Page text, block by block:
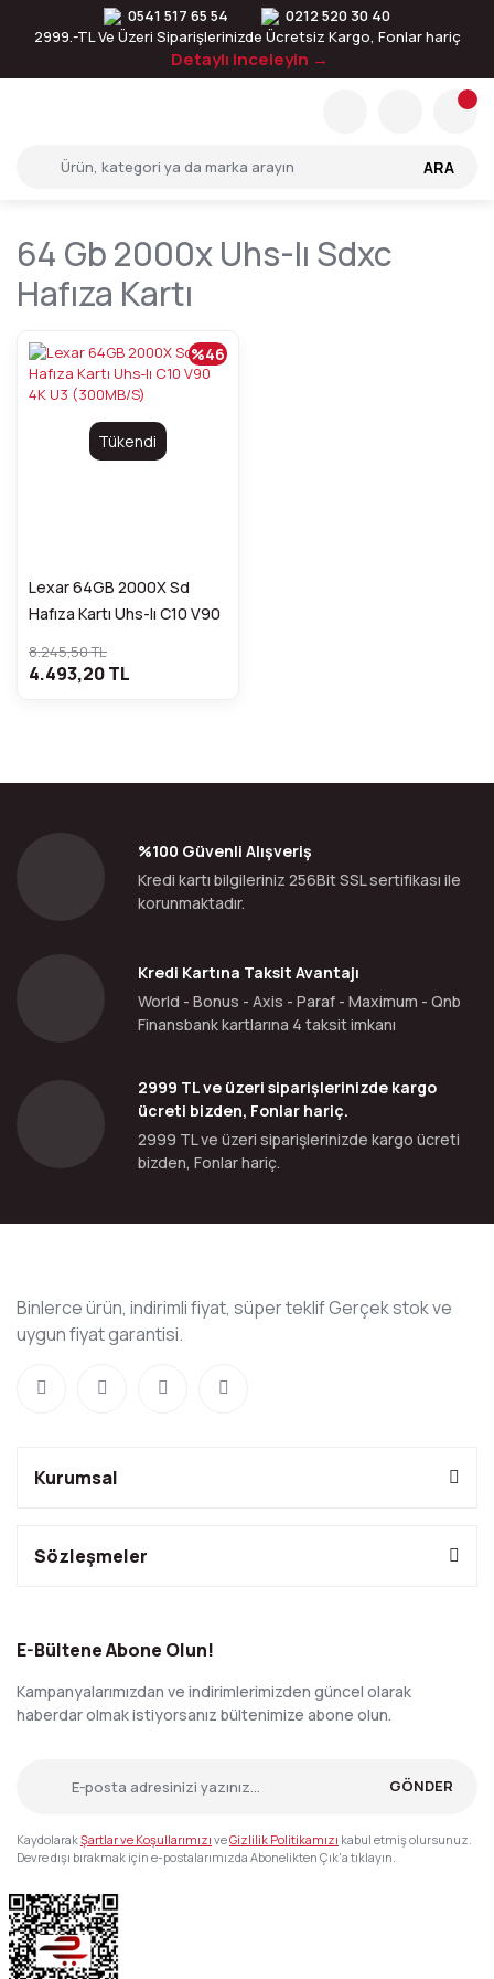
0541 517 65 54
0212 520 30 40
2999.-TL Ve Üzeri Siparişlerinizde Ücretsiz Kargo, Fonlar hariç
Detaylı inceleyin →
ARA
64 Gb 2000x Uhs-Iı Sdxc
Hafıza Kartı
Tükendi
Lexar 64GB 2000X Sd
Hafıza Kartı Uhs-Iı C10 V90
%46
8.245,50 TL
4.493,20 TL
%100 Güvenli Alışveriş
Kredi kartı bilgileriniz 256Bit SSL sertifikası ile
korunmaktadır.
Kredi Kartına Taksit Avantajı
World - Bonus - Axis - Paraf - Maximum - Qnb
Finansbank kartlarına 4 taksit imkanı
2999 TL ve üzeri siparişlerinizde kargo
ücreti bizden, Fonlar hariç.
2999 TL ve üzeri siparişlerinizde kargo ücreti
bizden, Fonlar hariç.
Binlerce ürün, indirimli fiyat, süper teklif Gerçek stok ve
uygun fiyat garantisi.
Kurumsal
Sözleşmeler
E-Bültene Abone Olun!
Kampanyalarımızdan ve indirimlerimizden güncel olarak
haberdar olmak istiyorsanız bültenimize abone olun.
GÖNDER
KaydolarakŞartlar ve Koşullarımızı veGizlilik Politikamızı kabul etmiş olursunuz.
Devre dışı bırakmak için e-postalarımızda Abonelikten Çık'a tıklayın.